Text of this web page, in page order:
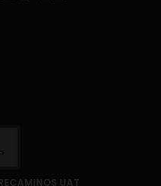
UAT